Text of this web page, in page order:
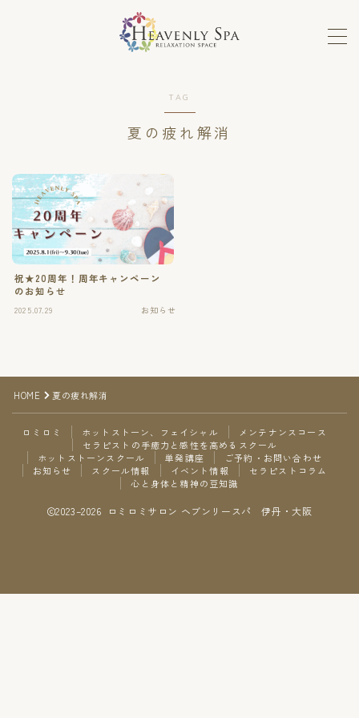
メンテナンスコース
セラピストの手癒力と感性を高めるスクール
ホットストーンスクール
ご予約・お問い合わせ
お知らせ
スクール情報
イベント情報
Follow Me
TAG
夏の疲れ解消
祝★20周年！周年キャンペーン
のお知らせ
2025.07.29 お知らせ
HOME 夏の疲れ解消
ロミロミ ホットストーン、フェイシャル
メンテナンスコース
セラピストの手癒力と感性を高めるスクール
ホットストーンスクール
単発講座
ご予約・お問い合わせ
お知らせ
スクール情報 イベント情報
セラピストコラム
心と身体と精神の豆知識
2023–2026 ロミロミサロン ヘブンリースパ 伊丹・大阪